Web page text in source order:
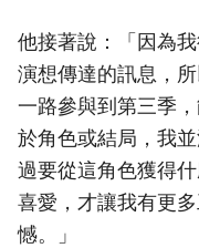
他接著說：「因為
演想傳達的訊息，
一路參與到第三季
於角色或結局，我
過要從這角色獲得
喜愛，才讓我有更
憾。」